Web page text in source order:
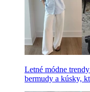
Letné módne
bermudy a kúsky,